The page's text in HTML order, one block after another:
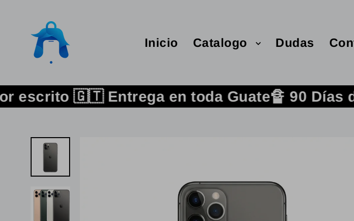
directamente
contenido
Inicio Catalogo Dudas
🇬🇹 Entrega en toda Guate🔏 90 Días de